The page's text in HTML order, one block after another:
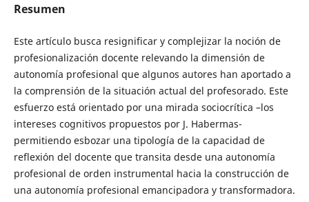
Resumen
Este artículo busca resignificar y complejizar la noción de
profesionalización docente relevando la dimensión de
autonomía profesional que algunos autores han aportado a
la comprensión de la situación actual del profesorado. Este
esfuerzo está orientado por una mirada sociocrítica –los
intereses cognitivos propuestos por J. Habermas-
permitiendo esbozar una tipología de la capacidad de
reflexión del docente que transita desde una autonomía
profesional de orden instrumental hacia la construcción de
una autonomía profesional emancipadora y transformadora.